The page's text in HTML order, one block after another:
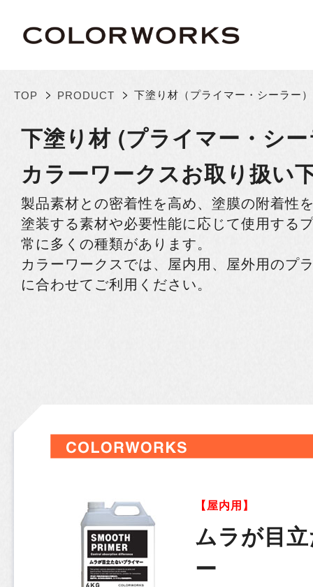
TOP > PRODUCT > 下塗り材（プライマー・シーラー）
下塗り材 (プライマー・シ
カラーワークスお取り扱い
製品素材との密着性を高め、塗膜の附着性
塗装する素材や必要性能に応じて使用する
常に多くの種類があります。
カラーワークスでは、屋内用、屋外用のプ
に合わせてご利用ください。
【屋内用】
ムラが目
ー